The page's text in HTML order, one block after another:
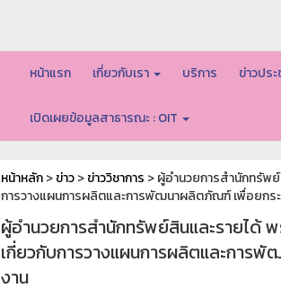
หน้าแรก เกี่ยวกับเรา บริการ ข่าวปร
เปิดเผยข้อมูลสาธารณะ : OIT
หน้าหลัก>ข่าว>ข่าววิชาการ > ผู้อำนวยการสำนักทรัพ
การวางแผนการผลิตและการพัฒนาผลิตภัณฑ์ เพื่อยกร
ผู้อำนวยการสำนักทรัพย์สินและรายได้
เกี่ยวกับการวางแผนการผลิตและการ
งาน